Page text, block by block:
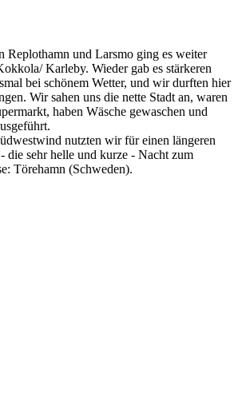
Replothamn und Larsmo ging es weiter
Karleby. Wieder gab es stärkeren
bei schönem Wetter, und wir durften hier
Wir sahen uns die nette Stadt an, waren
haben Wäsche gewaschen und
nutzten wir für einen längeren
die sehr helle und kurze - Nacht zum
Törehamn (Schweden).